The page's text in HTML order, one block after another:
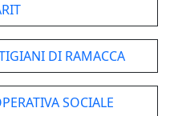
DI RAMACCA
SOCIALE